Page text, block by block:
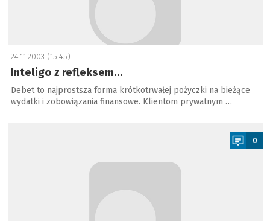
24.11.2003 (15:45)
Inteligo z refleksem...
Debet to najprostsza forma krótkotrwałej pożyczki na bieżące
wydatki i zobowiązania finansowe. Klientom prywatnym …
0